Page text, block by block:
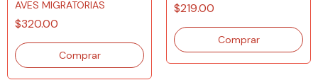
AVES MIGRATORIAS
$320.00
$219.00